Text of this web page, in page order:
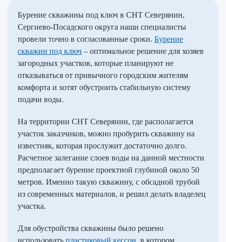
Бурение скважины под ключ в СНТ Северянин,
Сергиево-Посадского округа наши специалисты
провели точно в согласованные сроки. Бурение
скважин под ключ – оптимальное решение для хозяев
загородных участков, которые планируют не
отказываться от привычного городским жителям
комфорта и хотят обустроить стабильную систему
подачи воды.
На территории СНТ Северянин, где располагается
участок заказчиков, можно пробурить скважину на
известняк, которая прослужит достаточно долго.
Расчетное залегание слоев воды на данной местности
предполагает бурение проектной глубиной около 50
метров. Именно такую скважину, с обсадной трубой
из современных материалов, и решил делать владелец
участка.
Для обустройства скважины было решено
использовать пластиковый кессон, в котором